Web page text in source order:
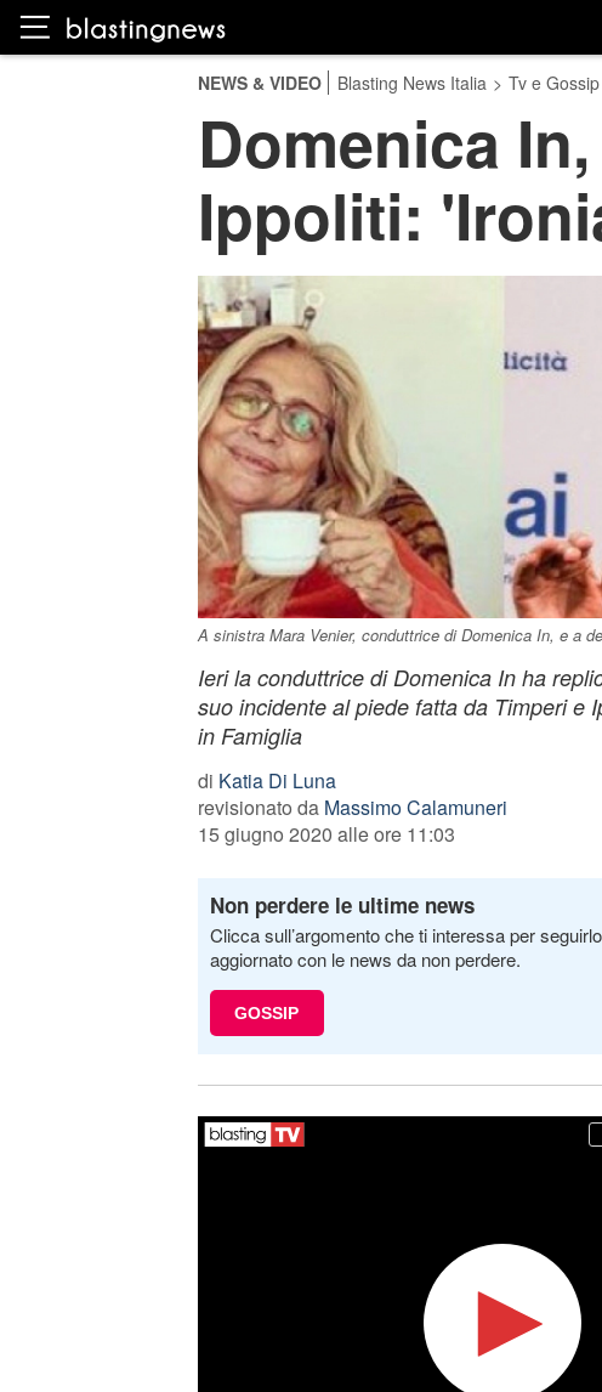
NEWS & VIDEO Blasting News Italia > Tv e Gossip
Domenica
Ippoliti:
A sinistra Mara Venier, conduttrice di Domenica In, e a
Ieri la conduttrice di Domenica In ha
suo incidente al piede fatta da Timperi e
in Famiglia
di Katia Di Luna
revisionato da Massimo Calamuneri
15 giugno 2020 alle ore 11:03
Non perdere le ultime news
Clicca sull’argomento che ti interessa per
aggiornato con le news da non perdere.
GOSSIP